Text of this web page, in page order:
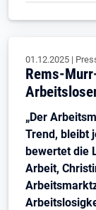
01.12.2025 |
Rems-
„Der
Trend, bleibt
bewertet die
Arbeit,